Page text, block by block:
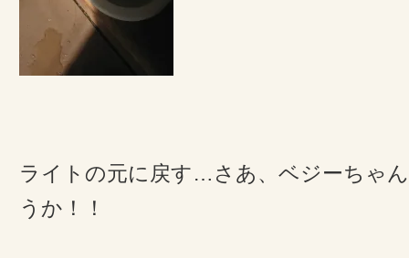
ライトの元に戻す…さあ、ベジーちゃ
うか！！